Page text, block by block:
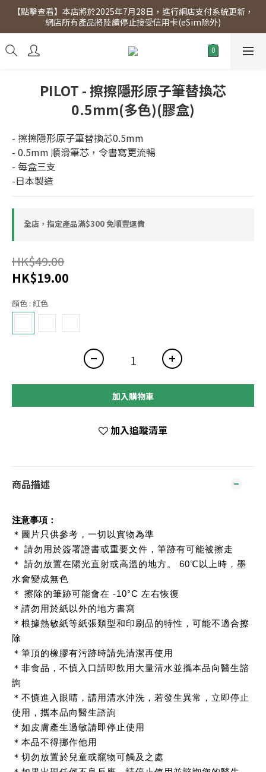
【點擊查看】會員專享 星期三全單95折!!!（優惠期至2026年12月
31日）。滿$300即免運費。
【點擊查看】本店將於2025年7月28日，進行網店支付系統更新，
網店所有產品將陸續停止接受信用卡(eSim除外)
【點擊查看】會員專享 星期三全單95折!!!（優惠期至2026年12月
31日）。滿$300即免運費。
PILOT - 擦擦隱形原子筆替換芯
0.5mm(多色)(膠盒)
- 擦擦隱形原子筆替換芯0.5mm
- 0.5mm 順滑筆芯，令書寫更流暢
- 每盒三支
-日本製造
全店，指定產品滿$300 免順豐運費
HK$49.00
HK$19.00
顏色 : 紅色
加入購物車
加入追蹤清單
商品描述
注意事項：
＊圖片只供參考，一切以實物為準
＊ 請勿用於簽署證書或重要文件，筆跡有可能被擦走
＊ 請勿放置在陽光直射或高溫的地方。 60℃以上時，墨
水會變成無色
＊ 擦除的筆跡可能會在 -10°C 左右恢復
＊請勿用於紙以外的地方書寫
＊根據熱敏紙等紙張類型和印刷品的特性，可能不適合擦
除
＊筆頂的橡膠有污跡時請先清潔再使用
＊非食品，不慎入口請即飲用大量清水並攜本品向醫生諮
詢
＊不慎進入眼睛，請用清水沖洗，若發生異常，立即停止
使用，攜本品向醫生諮詢
＊如皮膚產生過敏請即停止使用
＊本品不得挪作他用
＊切勿放置於兒童或竉物可觸及之處